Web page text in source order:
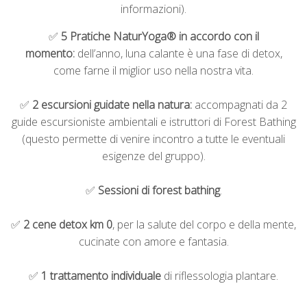
informazioni).
✅ 5 Pratiche NaturYoga® in accordo con il
momento: dell’anno, luna calante è una fase di detox,
come farne il miglior uso nella nostra vita.
✅ 2 escursioni guidate nella natura: accompagnati da 2
guide escursioniste ambientali e istruttori di Forest Bathing
(questo permette di venire incontro a tutte le eventuali
esigenze del gruppo).
✅ Sessioni di forest bathing.
✅ 2 cene detox km 0, per la salute del corpo e della mente,
cucinate con amore e fantasia.
✅ 1 trattamento individuale di riflessologia plantare.